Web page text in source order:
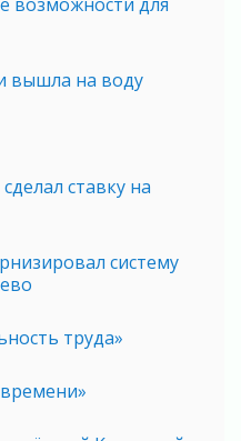
вышла на воду
ставку на
систему
труда»